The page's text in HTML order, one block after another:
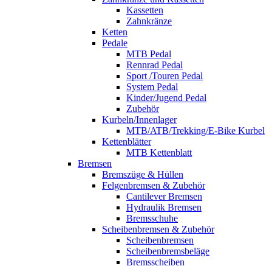
Kassetten
Zahnkränze
Ketten
Pedale
MTB Pedal
Rennrad Pedal
Sport /Touren Pedal
System Pedal
Kinder/Jugend Pedal
Zubehör
Kurbeln/Innenlager
MTB/ATB/Trekking/E-Bike Kurbel
Kettenblätter
MTB Kettenblatt
Bremsen
Bremszüge & Hüllen
Felgenbremsen & Zubehör
Cantilever Bremsen
Hydraulik Bremsen
Bremsschuhe
Scheibenbremsen & Zubehör
Scheibenbremsen
Scheibenbremsbeläge
Bremsscheiben